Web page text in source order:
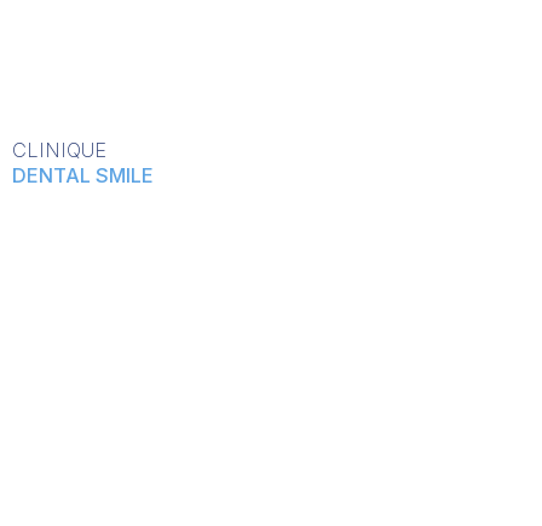
CLINIQUE
DENTAL SMILE